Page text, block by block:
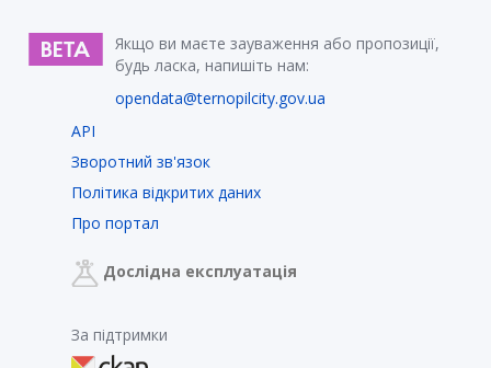
Якщо ви маєте зауваження або пропозиції,
будь ласка, напишіть нам:
opendata@ternopilcity.gov.ua
API
Зворотний зв'язок
Політика відкритих даних
Про портал
Дослідна експлуатація
За підтримки